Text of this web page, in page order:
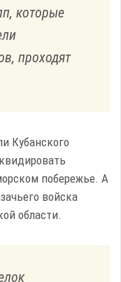
которые
проходят
Кубанского
побережье. А
войска
области.